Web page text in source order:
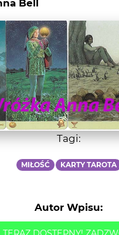
Bell
Tagi:
MIŁOŚĆ KARTY TAROTA
Autor Wpisu: